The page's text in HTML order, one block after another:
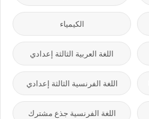
الكيمياء
اللغة العربية الثالثة إعدادي
اللغة الفرنسية الثالثة إعدادي
اللغة الفرنسية جذع مشترك